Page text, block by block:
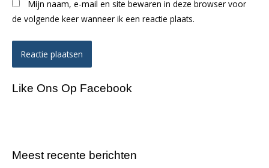
Mijn naam, e-mail en site bewaren in deze browser voor
de volgende keer wanneer ik een reactie plaats.
Like Ons Op Facebook
Meest recente berichten